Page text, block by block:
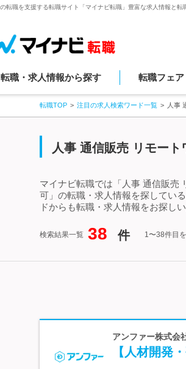
転職を支援する転職サイト「マイナビ転職」豊富な求人情報と
転職・求人情報から探す 転職フェア
転職TOP 注目の求人検索ワード一覧 人事
人事 通信販売 リモー
マイナビ転職では「人事 通信販売
可」の転職・求人情報を探してい
ドからも転職・求人情報をお探し
検索結果一覧 38 件 1〜38件目
アンファー株式会
【人材開発